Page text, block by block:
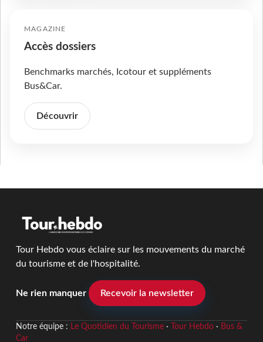
MAGAZINE
Accès dossiers
Benchmarks marchés, Icotour et suppléments
Bus&Car.
Découvrir
Tour Hebdo vous éclaire sur les mouvements du marché
du tourisme et de l'hospitalité.
Ne rien manquer Recevoir la newsletter
Notre équipe : Le Quotidien du Tourisme· Tour Hebdo· Bus &
Car